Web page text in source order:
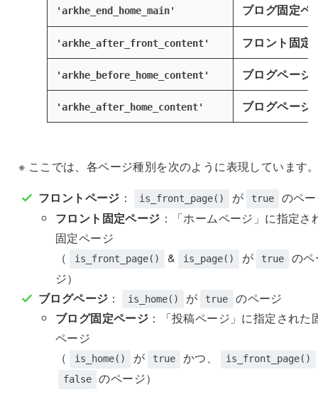
'arkhe_end_home_main' ブログ固定ペ
'arkhe_after_front_content' フロント固定
'arkhe_before_home_content' ブログページ
'arkhe_after_home_content' ブログページ
※ ここでは、各ページ種別を次のように表現しています
フロントページ ： is_front_page() が true
のペ
フロント固定ページ ：「ホームページ」に指定さ
固定ページ
（
is_front_page() & is_page() が true
のペ
ジ）
ブログページ ： is_home() が true
のページ
ブログ固定ページ ：「投稿ページ」に指定された
ページ
（
is_home() が true かつ、
is_front_page()
false
のページ）